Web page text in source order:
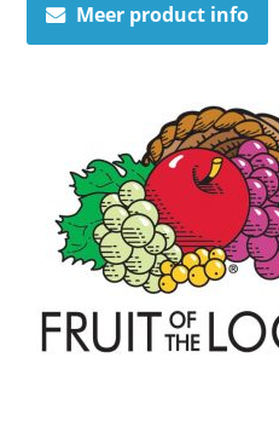
Meer product info